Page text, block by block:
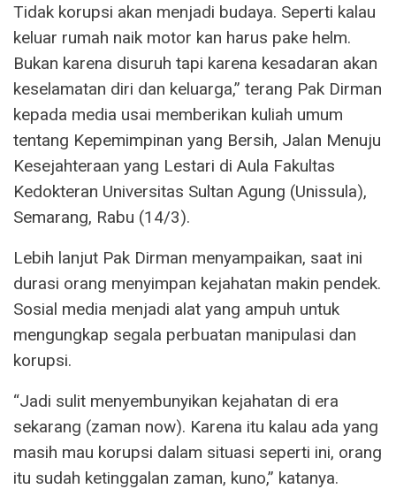
Tidak korupsi akan menjadi budaya. Seperti kalau
keluar rumah naik motor kan harus pake helm.
Bukan karena disuruh tapi karena kesadaran akan
keselamatan diri dan keluarga,” terang Pak Dirman
kepada media usai memberikan kuliah umum
tentang Kepemimpinan yang Bersih, Jalan Menuju
Kesejahteraan yang Lestari di Aula Fakultas
Kedokteran Universitas Sultan Agung (Unissula),
Semarang, Rabu (14/3).
Lebih lanjut Pak Dirman menyampaikan, saat ini
durasi orang menyimpan kejahatan makin pendek.
Sosial media menjadi alat yang ampuh untuk
mengungkap segala perbuatan manipulasi dan
korupsi.
“Jadi sulit menyembunyikan kejahatan di era
sekarang (zaman now). Karena itu kalau ada yang
masih mau korupsi dalam situasi seperti ini, orang
itu sudah ketinggalan zaman, kuno,” katanya.